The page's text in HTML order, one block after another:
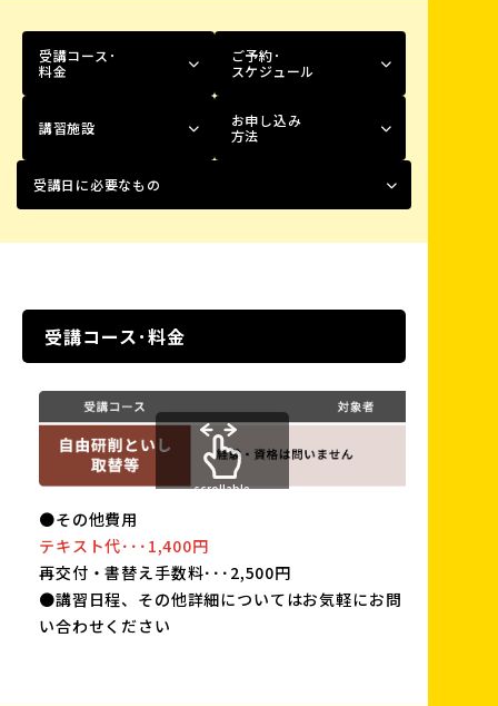
受講コース･
料金
ご予約･
スケジュール
講習施設
お申し込み
方法
受講日に必要なもの
受講コース･料金
scrollable
●その他費用
テキスト代･･･1,400円
再交付・書替え手数料･･･2,500円
●講習日程、その他詳細についてはお気軽にお問
い合わせください